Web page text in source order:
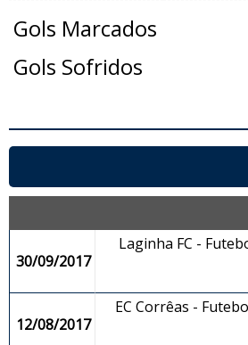
Gols Marcados
Gols Sofridos
30/09/2017
Laginha FC -
12/08/2017
EC Corrêas -